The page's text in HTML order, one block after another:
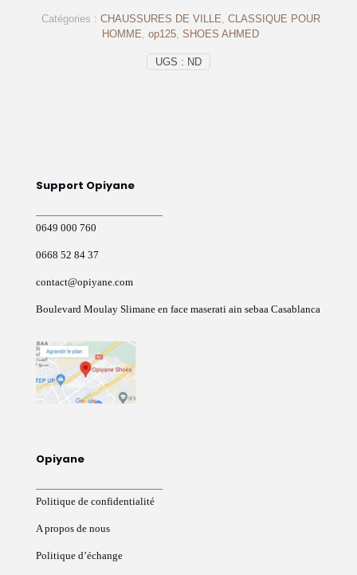
Abordables
UGS : ND
Catégories : CHAUSSURES DE VILLE CLASSIQUE POUR
HOMME op125 SHOES AHMED
Support Opiyane
0649 000 760
0668 52 84 37
contact@opiyane.com
Boulevard Moulay Slimane en face maserati ain sebaa Casablanca
Opiyane
Politique de confidentialité
A propos de nous
Politique d’échange